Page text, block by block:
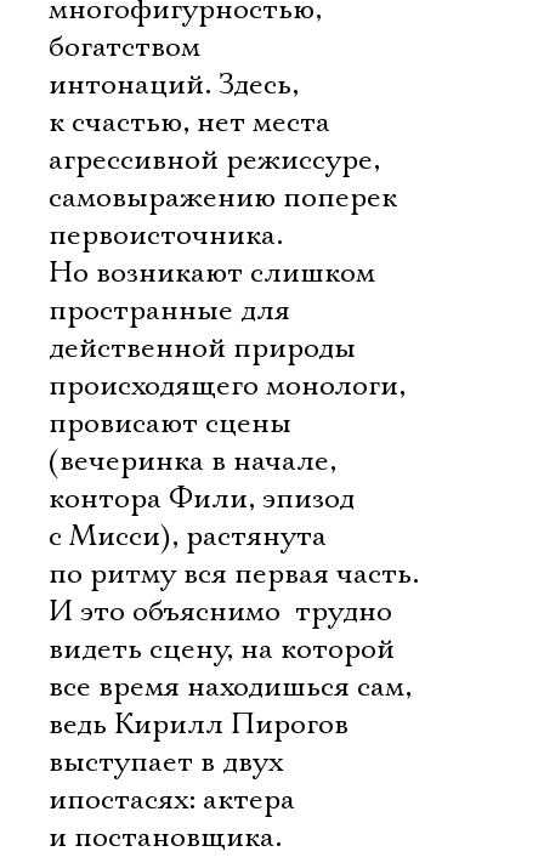
многофигурностью,
богатством
интонаций. Здесь,
к счастью, нет места
агрессивной режиссуре,
самовыражению поперек
первоисточника.
Но возникают слишком
пространные для
действенной природы
происходящего монологи,
провисают сцены
(вечеринка в начале,
контора Фили, эпизод
с Мисси), растянута
по ритму вся первая часть.
И это объяснимо  трудно
видеть сцену, на которой
все время находишься сам,
ведь Кирилл Пирогов
выступает в двух
ипостасях: актера
и постановщика.